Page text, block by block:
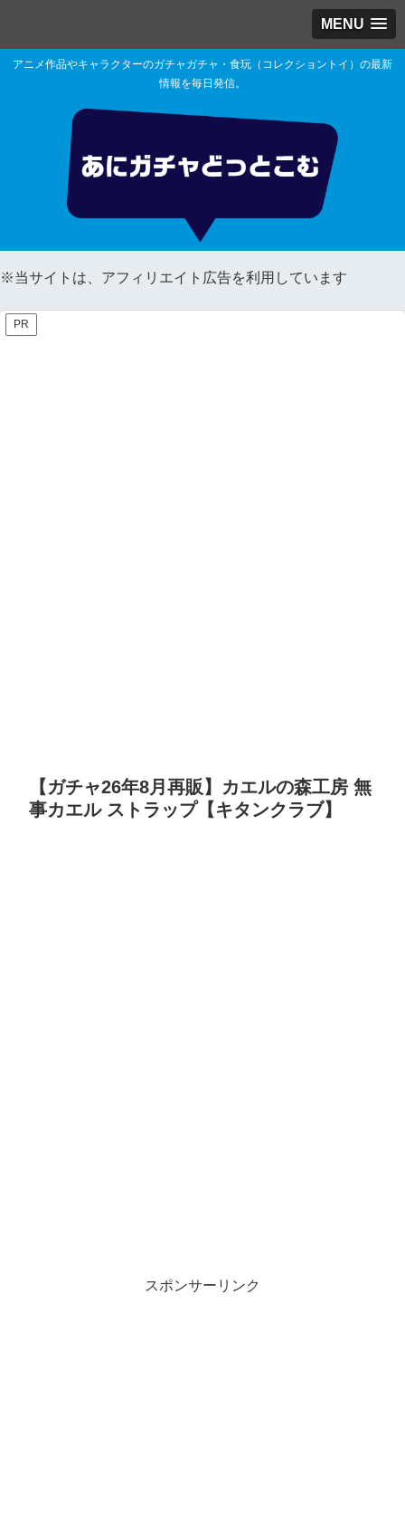
MENU
アニメ作品やキャラクターのガチャガチャ・食玩（コレクショントイ）の最新
情報を毎日発信。
※当サイトは、アフィリエイト広告を利用しています
PR
【ガチャ26年8月再販】カエルの森工房 無
事カエル ストラップ【キタンクラブ】
スポンサーリンク